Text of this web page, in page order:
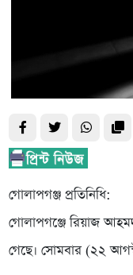
গোলাপগঞ্জ প্রতিনিধি:
গোলাপগঞ্জে রিয়াজ
গেছে। সোমবার (২২